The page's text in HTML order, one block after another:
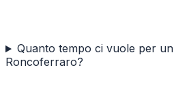
Quanto tempo ci vuole per
Roncoferraro?